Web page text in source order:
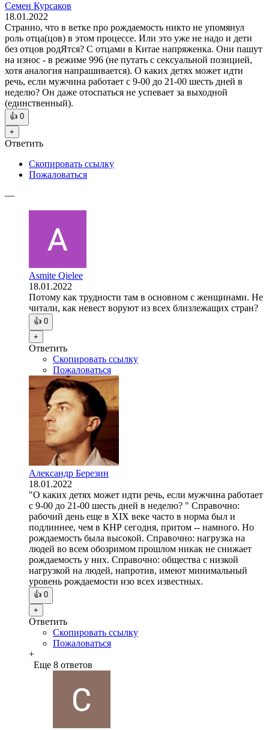
Семен Курсаков
18.01.2022
Странно, что в ветке про рождаемость никто не упомянул
роль отца(цов) в этом процессе. Или это уже не надо и дети
без отцов родЯтся? С отцами в Китае напряженка. Они пашут
на износ - в режиме 996 (не путать с сексуальной позицией,
хотя аналогия напрашивается). О каких детях может идти
речь, если мужчина работает с 9-00 до 21-00 шесть дней в
неделю? Он даже отоспаться не успевает за выходной
(единственный).
👍 0
+
Ответить
Скопировать ссылку
Пожаловаться
—
Asmite Qielee
18.01.2022
Потому как трудности там в основном с женщинами. Не
читали, как невест воруют из всех близлежащих стран?
👍 0
+
Ответить
Скопировать ссылку
Пожаловаться
Александр Березин
18.01.2022
"О каких детях может идти речь, если мужчина работает
с 9-00 до 21-00 шесть дней в неделю? " Справочно:
рабочий день еще в XIX веке часто в норма был и
подлиннее, чем в КНР сегодня, притом -- намного. Но
рождаемость была высокой. Справочно: нагрузка на
людей во всем обозримом прошлом никак не снижает
рождаемость у них. Справочно: общества с низкой
нагрузкой на людей, напротив, имеют минимальный
уровень рождаемости изо всех известных.
👍 0
+
Ответить
Скопировать ссылку
Пожаловаться
+
Еще 8 ответов